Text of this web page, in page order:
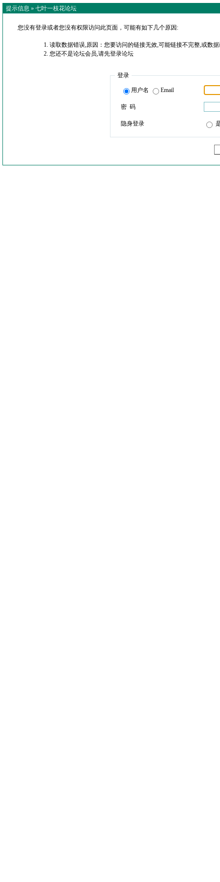
提示信息 » 七叶一枝花论坛
您没有登录或者您没有权限访问此页面，可能有如下几个原因:
读取数据错误,原因：您要访问的链接无效,可能链接不完整,或数
您还不是论坛会员,请先登录论坛
登录
用户名 Email
密 码
隐身登录